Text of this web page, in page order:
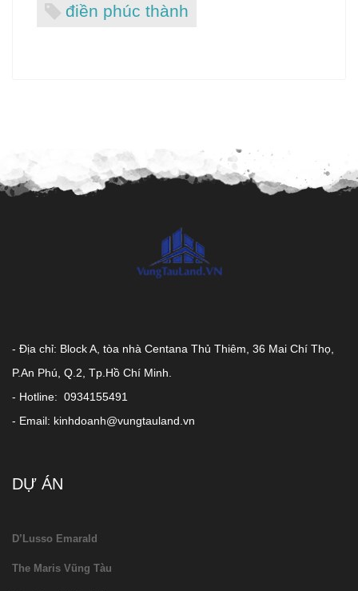
điền phúc thành
- Địa chỉ: Block A, tòa nhà Centana Thủ Thiêm, 36 Mai Chí Thọ,
P.An Phú, Q.2, Tp.Hồ Chí Minh.
- Hotline: 0934155491
- Email: kinhdoanh@vungtauland.vn
DỰ ÁN
D’Lusso Emarald
The Maris Vũng Tàu